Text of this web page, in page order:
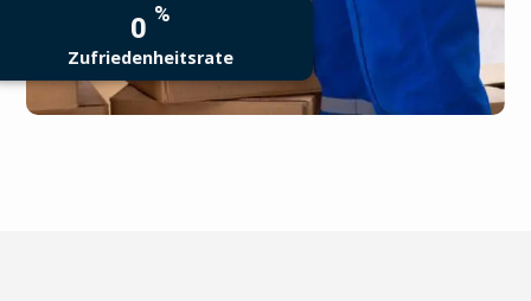
0 %
Zufriedenheitsrate